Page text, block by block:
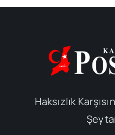
Haksızlık